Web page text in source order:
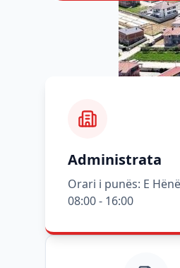
Administrata
Orari i punës: E
08:00 - 16:00